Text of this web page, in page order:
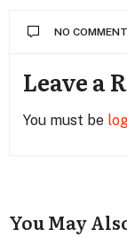
NO
Leave a
You must be
You May